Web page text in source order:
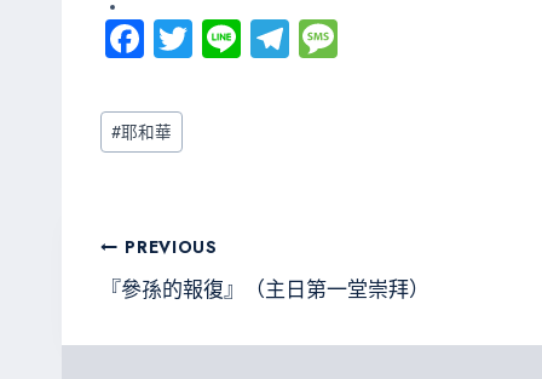
Fa
ce
b
o
T
wi
Li
ne
Te
le
Post
Tags:
#耶和華
文
章
導
PREVIOUS
『參孫的報復』（主日第一堂崇拜）